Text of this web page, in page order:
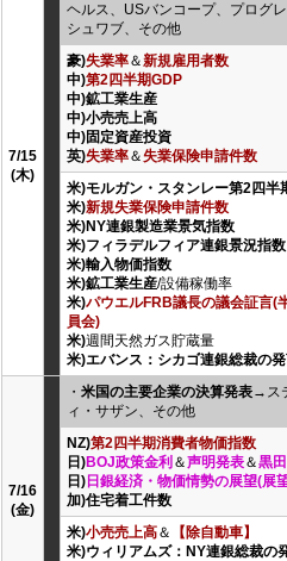
7/15
(木)
ヘルス、USバンコープ、プログ
シュワブ、その他
豪)失業率＆新規雇用者数
中)第2四半期GDP
中)鉱工業生産
中)小売売上高
中)固定資産投資
英)失業率＆失業保険申請件数
米)モルガン・スタンレー第2四半
米)新規失業保険申請件数
米)NY連銀製造業景気指数
米)フィラデルフィア連銀景況指数
米)輸入物価指数
米)鉱工業生産/設備稼働率
米)パウエルFRB議長の議会証言(
員会)
米)週間天然ガス貯蔵量
米)エバンス：シカゴ連銀総裁の
7/16
(金)
・ 米国の主要企業の決算発表→ス
ィ・サザン、その他
NZ)第2四半期消費者物価指数
日)BOJ政策金利 ＆声明発表＆黒
日) 日銀経済・物価情勢の展望(展
加)住宅着工件数
米)小売売上高＆
【除自動車】
米)ウィリアムズ：NY連銀総裁の